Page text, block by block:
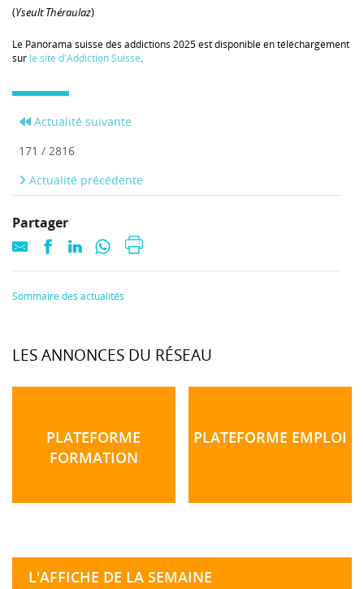
(Yseult Théraulaz)
Le Panorama suisse des addictions 2025 est disponible en téléchargement
sur le site d'Addiction Suisse.
Actualité suivante
171 / 2816
Actualité précédente
Partager
Sommaire des actualités
LES ANNONCES DU RÉSEAU
PLATEFORME
FORMATION
PLATEFORME EMPLOI
L'AFFICHE DE LA SEMAINE